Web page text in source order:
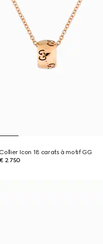
Collier Icon 18 carats à motif GG
€ 2.750